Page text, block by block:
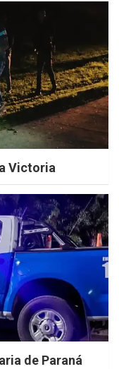
Victoria
de Paraná